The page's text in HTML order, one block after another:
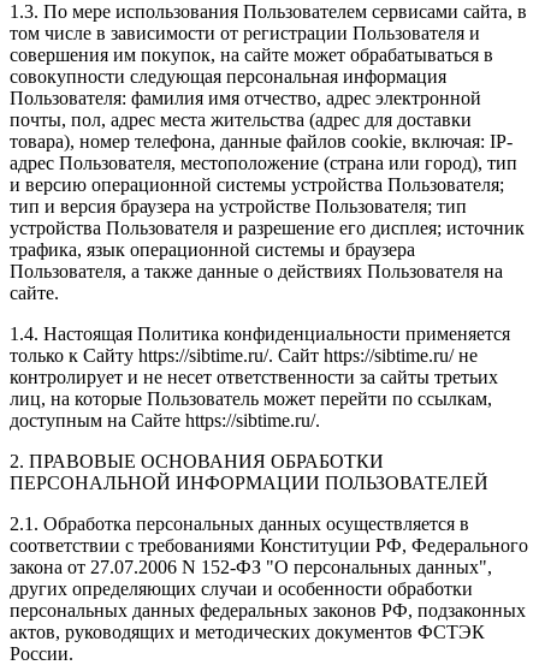
1.3. По мере использования Пользователем сервисами сайта, в
том числе в зависимости от регистрации Пользователя и
совершения им покупок, на сайте может обрабатываться в
совокупности следующая персональная информация
Пользователя: фамилия имя отчество, адрес электронной
почты, пол, адрес места жительства (адрес для доставки
товара), номер телефона, данные файлов cookie, включая: IP-
адрес Пользователя, местоположение (страна или город), тип
и версию операционной системы устройства Пользователя;
тип и версия браузера на устройстве Пользователя; тип
устройства Пользователя и разрешение его дисплея; источник
трафика, язык операционной системы и браузера
Пользователя, а также данные о действиях Пользователя на
сайте.
1.4. Настоящая Политика конфиденциальности применяется
только к Сайту https://sibtime.ru/. Сайт https://sibtime.ru/ не
контролирует и не несет ответственности за сайты третьих
лиц, на которые Пользователь может перейти по ссылкам,
доступным на Сайте https://sibtime.ru/.
2. ПРАВОВЫЕ ОСНОВАНИЯ ОБРАБОТКИ
ПЕРСОНАЛЬНОЙ ИНФОРМАЦИИ ПОЛЬЗОВАТЕЛЕЙ
2.1. Обработка персональных данных осуществляется в
соответствии с требованиями Конституции РФ, Федерального
закона от 27.07.2006 N 152-ФЗ "О персональных данных",
других определяющих случаи и особенности обработки
персональных данных федеральных законов РФ, подзаконных
актов, руководящих и методических документов ФСТЭК
России.